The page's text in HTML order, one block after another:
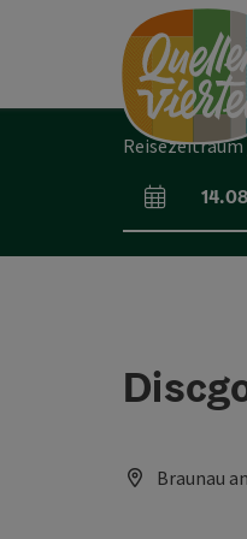
Zum InhaltAccesskey
[0]
Zur Navigation
Zum Seitenanfang
An- und
Braunau